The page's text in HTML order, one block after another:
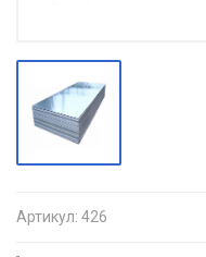
Артикул: 426